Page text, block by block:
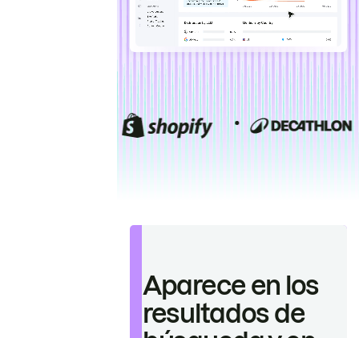
Aparece en los
resultados de